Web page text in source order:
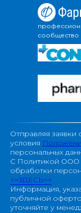
сообщество
Отправляя заявки
условия
персональных
С Политикой ООО
обработки
>>ЗДЕСЬ<<
Информация,
публичной
уточняйте у